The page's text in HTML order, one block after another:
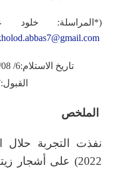
(*المراسلة: خلود
القبول:27/ 11/ 2024
الملخص
2022) على أشجار